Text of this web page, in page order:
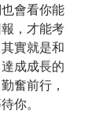
會看你能
，才能考
實就是和
成成長的
奮前行，
你。